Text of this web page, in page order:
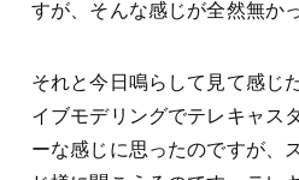
すが、そんな感じが全然無か
それと今日鳴らして見て感じ
イブモデリングでテレキャス
ーな感じに思ったのですが、